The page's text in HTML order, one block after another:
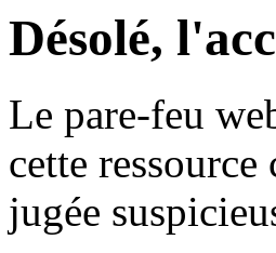
Désolé,
Le pare-feu
cette
jugée